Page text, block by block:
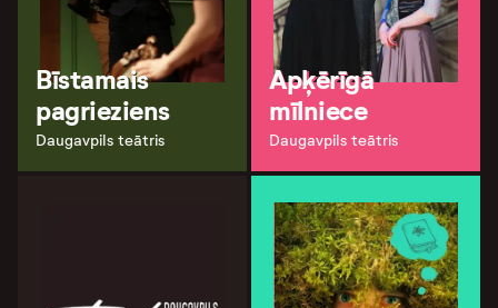
Bīstamais
pagrieziens
Daugavpils teātris
Apķērīgā
mīlniece
Daugavpils teātris